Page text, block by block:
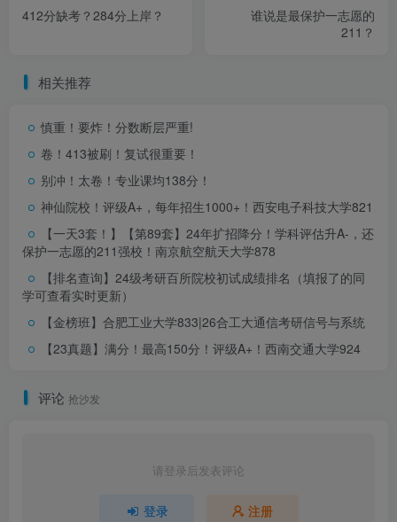
①《通信原理》（第七版） ,国防工业出版社
412分缺考？284分上岸？
谁说是最保护一志愿的
211？
相关推荐
慎重！要炸！分数断层严重!
卷！413被刷！复试很重要！
别冲！太卷！专业课均138分！
神仙院校！评级A+，每年招生1000+！ 西安电子科技大学821
【一天3套！】【第89套】24年扩招降分！学科评估升A-，还
保护一志愿的211强校！ 南京航空航天大学878
【排名查询】24级考研百所院校初试成绩排名（填报了的同
学可查看实时更新）
【金榜班】合肥工业大学833|26合工大通信考研信号与系统
【23真题】满分！最高150分！评级A+！ 西南交通大学924
评论 抢沙发
请登录后发表评论
登录 注册